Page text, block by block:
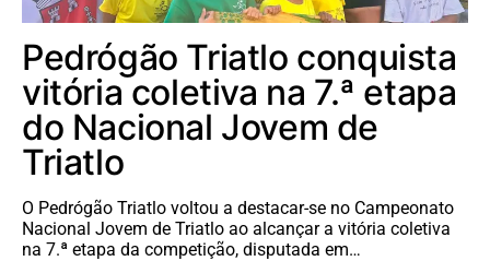
Pedrógão Triatlo conquista
vitória coletiva na 7.ª etapa
do Nacional Jovem de
Triatlo
O Pedrógão Triatlo voltou a destacar-se no Campeonato
Nacional Jovem de Triatlo ao alcançar a vitória coletiva
na 7.ª etapa da competição, disputada em…